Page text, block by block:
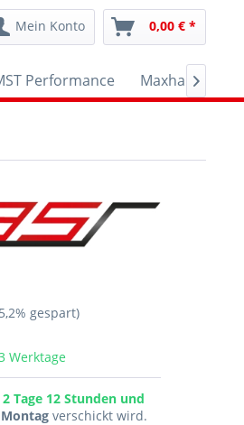
Mein Konto 0,00 € *
Performance Maxhaust

gespart)
Werktage
2 Tage 12 Stunden und
verschickt wird.